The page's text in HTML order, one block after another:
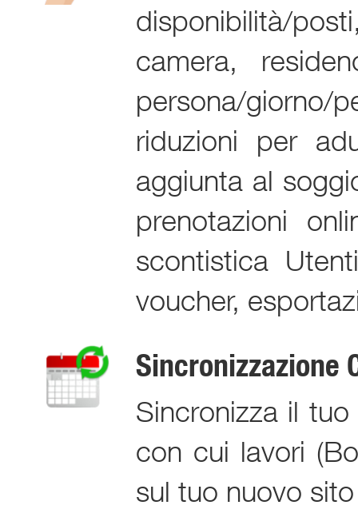
disponibilità/
camera,
persona/
riduzioni per
aggiunta al
prenotazioni
scontistica
voucher,
Sincronizzazione
Sincronizza il
con cui lavori
sul tuo nuovo